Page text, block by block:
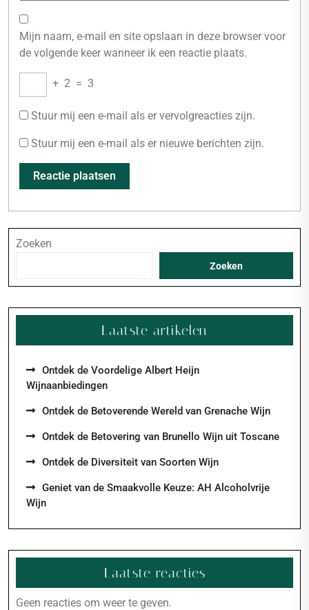
Mijn naam, e-mail en site opslaan in deze browser voor
de volgende keer wanneer ik een reactie plaats.
+ 2 = 3
Stuur mij een e-mail als er vervolgreacties zijn.
Stuur mij een e-mail als er nieuwe berichten zijn.
Zoeken
Zoeken
Laatste artikelen
Ontdek de Voordelige Albert Heijn
Wijnaanbiedingen
Ontdek de Betoverende Wereld van Grenache Wijn
Ontdek de Betovering van Brunello Wijn uit Toscane
Ontdek de Diversiteit van Soorten Wijn
Geniet van de Smaakvolle Keuze: AH Alcoholvrije
Wijn
Laatste reacties
Geen reacties om weer te geven.